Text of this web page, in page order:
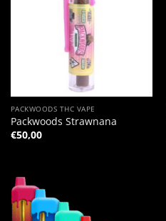
PACKWOODS THC VAPE
Packwoods Strawnana
€50,00